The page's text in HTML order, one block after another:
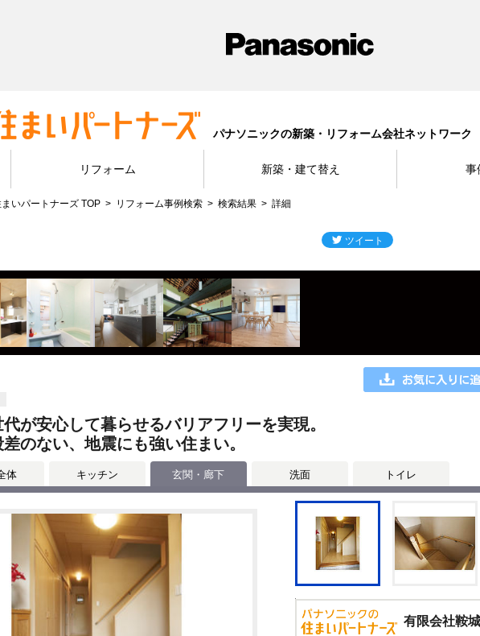
パナソニックの新築・リフォーム会社ネットワーク
リフォーム 新築・建て替え 事
いパートナーズ TOP リフォーム事例検索 検索結果 詳細
が安心して暮らせるバリアフリーを実現。
のない、地震にも強い住まい。
体 キッチン 玄関・廊下 洗面 トイレ
有限会社鞍